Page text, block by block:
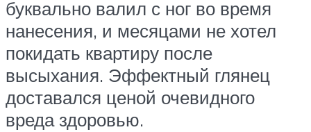
буквально валил с ног во время
нанесения, и месяцами не хотел
покидать квартиру после
высыхания. Эффектный глянец
доставался ценой очевидного
вреда здоровью.